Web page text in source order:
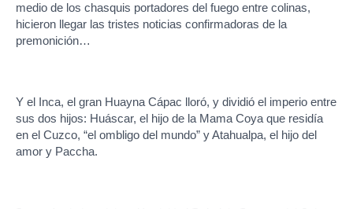
medio de los chasquis portadores del fuego entre colinas,
hicieron llegar las tristes noticias confirmadoras de la
premonición…
Y el Inca, el gran Huayna Cápac lloró, y dividió el imperio entre
sus dos hijos: Huáscar, el hijo de la Mama Coya que residía
en el Cuzco, “el ombligo del mundo” y Atahualpa, el hijo del
amor y Paccha.